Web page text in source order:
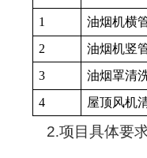
1 油烟机横
2
油烟机竖
3
油烟罩清
4
屋顶风机
2.项目具体要